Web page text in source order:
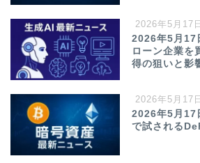
2026年5月17日
2026年5月17
ローン企業
得の狙いと影
2026年5月17日
2026年5月17
で試される